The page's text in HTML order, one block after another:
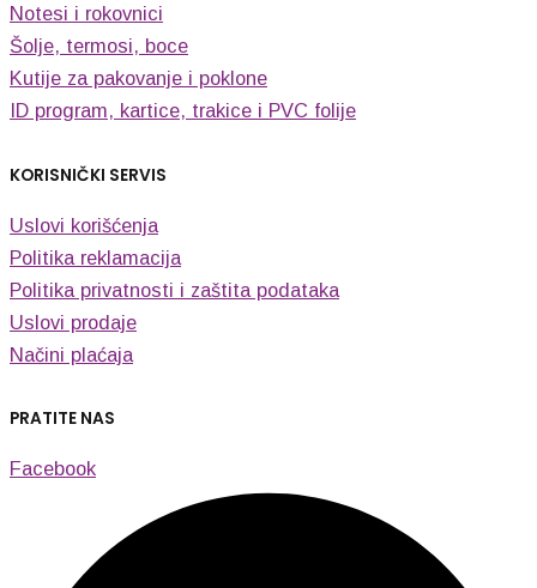
Notesi i rokovnici
Šolje, termosi, boce
Kutije za pakovanje i poklone
ID program, kartice, trakice i PVC folije
KORISNIČKI SERVIS
Uslovi korišćenja
Politika reklamacija
Politika privatnosti i zaštita podataka
Uslovi prodaje
Načini plaćaja
PRATITE NAS
Facebook